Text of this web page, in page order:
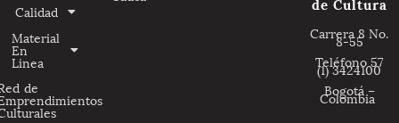
Calidad
Material
En
Linea
de
Carrera 8 No.
8-55
Teléfono 57
(1) 3424100
Bogotá –
Colombia